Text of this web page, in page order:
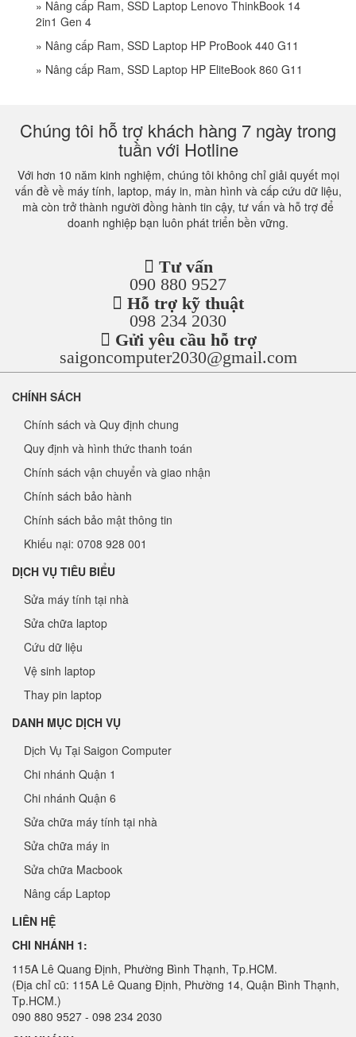
» Nâng cấp Ram, SSD Laptop Lenovo ThinkBook 14
2in1 Gen 4
» Nâng cấp Ram, SSD Laptop HP ProBook 440 G11
» Nâng cấp Ram, SSD Laptop HP EliteBook 860 G11
Chúng tôi hỗ trợ khách hàng 7 ngày trong
tuần với Hotline
Với hơn 10 năm kinh nghiệm, chúng tôi không chỉ giải quyết mọi
vấn đề về máy tính, laptop, máy in, màn hình và cấp cứu dữ liệu,
mà còn trở thành người đồng hành tin cậy, tư vấn và hỗ trợ để
doanh nghiệp bạn luôn phát triển bền vững.
Tư vấn
090 880 9527
Hỗ trợ kỹ thuật
098 234 2030
Gửi yêu cầu hỗ trợ
saigoncomputer2030@gmail.com
CHÍNH SÁCH
Chính sách và Quy định chung
Quy định và hình thức thanh toán
Chính sách vận chuyển và giao nhận
Chính sách bảo hành
Chính sách bảo mật thông tin
Khiếu nại: 0708 928 001
DỊCH VỤ TIÊU BIỂU
Sửa máy tính tại nhà
Sửa chữa laptop
Cứu dữ liệu
Vệ sinh laptop
Thay pin laptop
DANH MỤC DỊCH VỤ
Dịch Vụ Tại Saigon Computer
Chi nhánh Quận 1
Chi nhánh Quận 6
Sửa chữa máy tính tại nhà
Sửa chữa máy in
Sửa chữa Macbook
Nâng cấp Laptop
LIÊN HỆ
CHI NHÁNH 1:
115A Lê Quang Định, Phường Bình Thạnh, Tp.HCM.
(Địa chỉ cũ: 115A Lê Quang Định, Phường 14, Quận Bình Thạnh,
Tp.HCM.)
090 880 9527 - 098 234 2030